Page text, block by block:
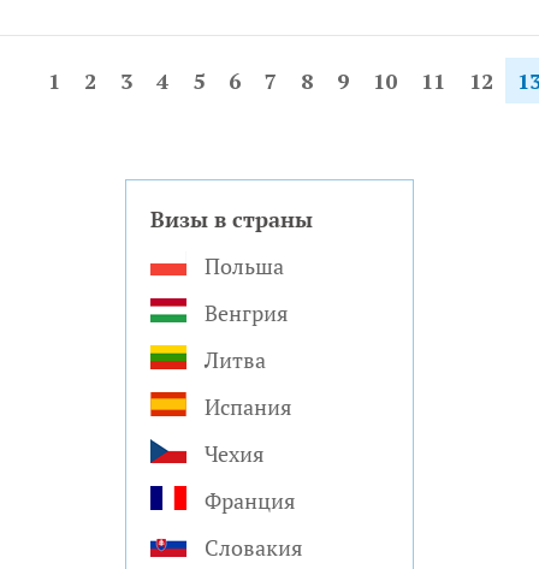
1 2 3 4 5 6 7 8 9 10 11 12
Визы в страны
Польша
Венгрия
Литва
Испания
Чехия
Франция
Словакия